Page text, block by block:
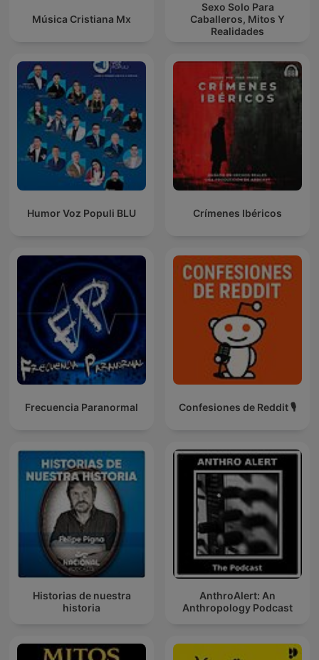
Música Cristiana Mx
Sexo Solo Para
Caballeros, Mitos Y
Realidades
Humor Voz Populi BLU Crímenes Ibéricos
Frecuencia Paranormal Confesiones de Reddit 🎙️
Historias de nuestra
historia
AnthroAlert: An
Anthropology Podcast